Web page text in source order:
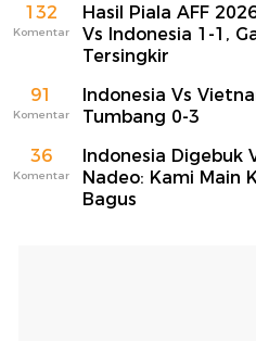
132
Komentar
Hasil Piala AFF
Vs Indonesia 1-1,
Tersingkir
91
Komentar
Indonesia Vs
Tumbang 0-3
36
Komentar
Indonesia Digebuk
Nadeo: Kami Main
Bagus